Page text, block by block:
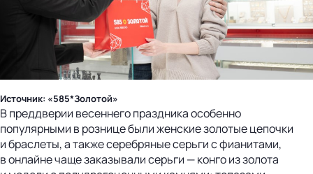
Источник: «585*Золотой»
В преддверии весеннего праздника особенно
популярными в рознице были женские золотые цепочки
и браслеты, а также серебряные серьги с фианитами,
в онлайне чаще заказывали серьги — конго из золота